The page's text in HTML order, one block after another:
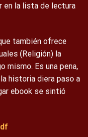
en la lista de lectura
también ofrece
(Religión) la
mismo. Es una pena,
historia diera paso a
ebook se sintió